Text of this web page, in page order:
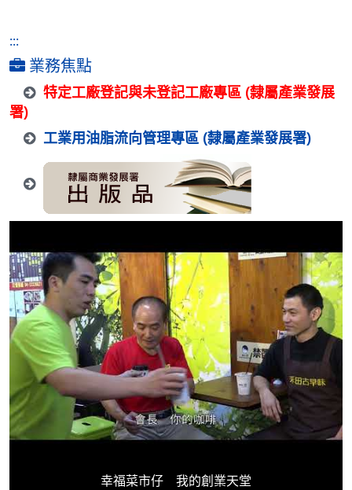
:::
業務焦點
特定工廠登記與未登記工廠專區 (隸屬產業發展
署)
工業用油脂流向管理專區 (隸屬產業發展署)
幸福菜市仔 我的創業天堂